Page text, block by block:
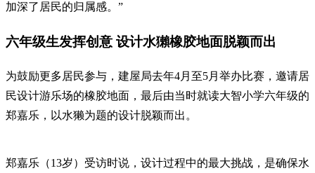
加深了居民的归属感。”
六年级生发挥创意 设计水獺橡胶地面脱颖而出
为鼓励更多居民参与，建屋局去年4月至5月举办比赛，邀请居
民设计游乐场的橡胶地面，最后由当时就读大智小学六年级的
郑嘉乐，以水獭为题的设计脱颖而出。
郑嘉乐（13岁）受访时说，设计过程中的最大挑战，是确保水